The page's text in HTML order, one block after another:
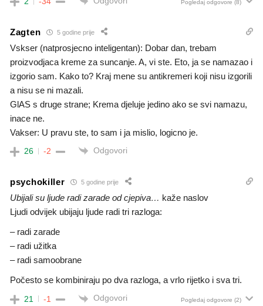
Pogledaj odgovore (8)
Zagten 5 godine prije
Vskser (natprosjecno inteligentan): Dobar dan, trebam
proizvodjaca kreme za suncanje. A, vi ste. Eto, ja se namazao i
izgorio sam. Kako to? Kraj mene su antikremeri koji nisu izgorili
a nisu se ni mazali.
GlAS s druge strane; Krema djeluje jedino ako se svi namazu,
inace ne.
Vakser: U pravu ste, to sam i ja mislio, logicno je.
26 -2 Odgovori
psychokiller 5 godine prije
Ubijali su ljude radi zarade od cjepiva… kaže naslov
Ljudi odvijek ubijaju ljude radi tri razloga:
– radi zarade
– radi užitka
– radi samoobrane
Počesto se kombiniraju po dva razloga, a vrlo rijetko i sva tri.
21 -1 Odgovori Pogledaj odgovore (2)